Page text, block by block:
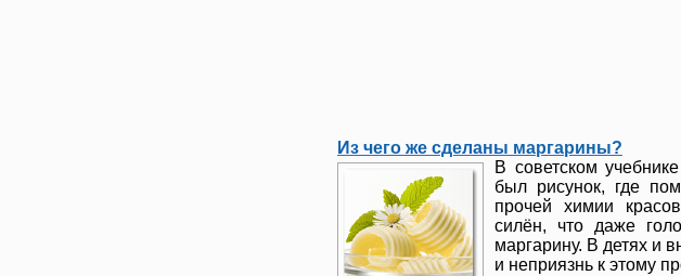
Из чего же сделаны маргарины?
В советском
был рисунок, где
прочей химии
силён, что даже
маргарину. В детях и
и неприязнь к этому